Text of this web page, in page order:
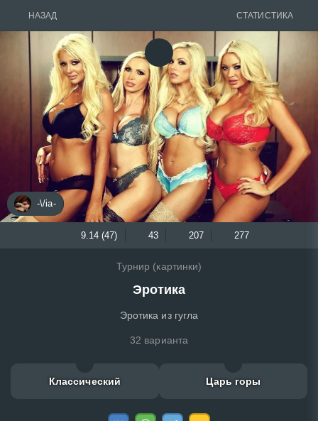
НАЗАД СТАТИСТИКА
-\/ia-
9.14 (47) 43 207 277
Турнир (картинки)
Эротика
Эротика из гугла
32 варианта
Классический Царь горы